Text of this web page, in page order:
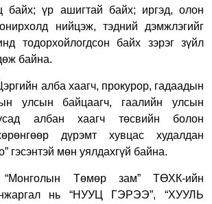
байх; үр ашигтай байх; иргэд, олон
нийцэж, тэдний дэмжлэгийг
тодорхойлогдсон байх зэрэг зүйл
байна.
алба хаагч, прокурор, гадаадын
улсын байцаагч, гаалийн улсын
албан хаагч төсвийн болон
дүрэмт хувцас худалдан
гэсэнтэй мөн уялдахгүй байна.
“Монголын Төмөр зам” ТӨХК-ийн
нь “НУУЦ ГЭРЭЭ”, “ХУУЛЬ